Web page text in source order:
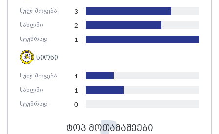
სულ მოგება 3
სახლში 2
სტუმრად 1
სიონი
სულ მოგება 1
სახლში 1
სტუმრად 0
ტოპ მოთამაშეები